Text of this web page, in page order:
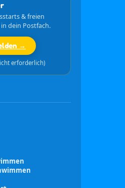
& freien
dein Postfach.
→
erforderlich)